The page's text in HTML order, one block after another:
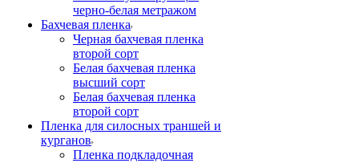
черно-белая метражом
Бахчевая пленка
Черная бахчевая пленка
второй сорт
Белая бахчевая пленка
высший сорт
Белая бахчевая пленка
второй сорт
Пленка для силосных траншей и
курганов
Пленка подкладочная